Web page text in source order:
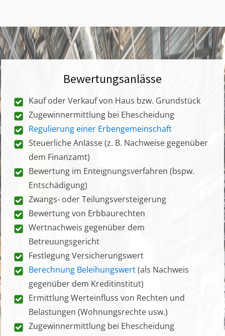
Bewertungsanlässe
Kauf oder Verkauf von Haus bzw. Grundstück
Zugewinnermittlung bei Ehescheidung
Regulierung einer Erbengemeinschaft
Steuerliche Anlässe (z. B. Nachweise gegenüber
dem Finanzamt)
Bewertung im Enteignungsverfahren (bspw.
Entschädigung)
Zwangs- oder Teilungsversteigerung
Bewertung von Erbbaurechten
Wertnachweis gegenüber dem
Betreuungsgericht
Festlegung Versicherungswert
Berechnung Beleihungswert(als Nachweis
gegenüber dem Kreditinstitut)
Ermittlung Werteinfluss von Rechten und
Belastungen (Wohnungsrechte usw.)
Zugewinnermittlung bei Ehescheidung